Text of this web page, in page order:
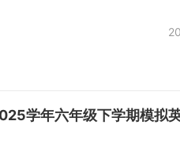
学年六年级下学期模拟